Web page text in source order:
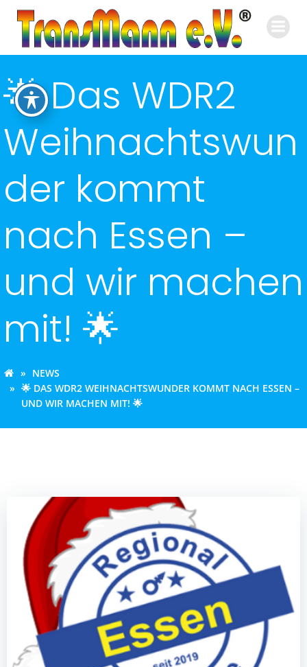
Inhalt
springen
🌟 Das WDR2
Weihnachtswun
der kommt
nach Essen –
und wir machen
mit! 🌟
NEWS
🌟 DAS WDR2 WEIHNACHTSWUNDER KOMMT NACH ESSEN –
UND WIR MACHEN MIT! 🌟